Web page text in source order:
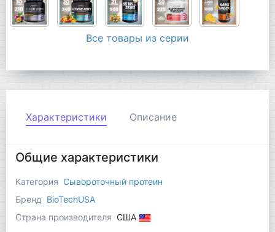
Все товары из серии
Характеристики Описание
Общие характеристики
Категория Сывороточный протеин
Бренд
BioTechUSA
Страна производителя США